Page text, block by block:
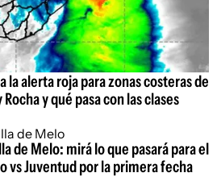
la alerta roja para zonas costeras de
y qué pasa con las clases
de Melo: mirá lo que pasará para el
vs Juventud por la primera fecha